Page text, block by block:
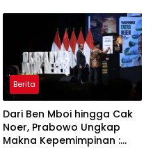
Berita
Dari Ben Mboi hingga Cak
Noer, Prabowo Ungkap
Makna Kepemimpinan :